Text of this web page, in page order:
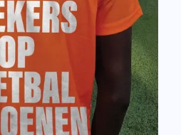
Italië-correspondent
een journalistieke reis
la dolce vita. Aan de hand